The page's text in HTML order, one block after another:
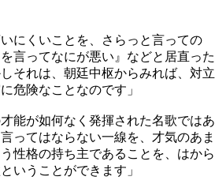
にくいことを、さらっと言っての
言ってなにが悪い』などと居直った
それは、朝廷中枢からみれば、対立
危険なことなのです」
能が如何なく発揮された名歌ではあ
ってはならない一線を、才気のあま
性格の持ち主であることを、はから
いうことができます」